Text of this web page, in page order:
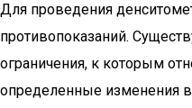
Для проведения
противопоказаний.
ограничения, к которым
определенные изменения